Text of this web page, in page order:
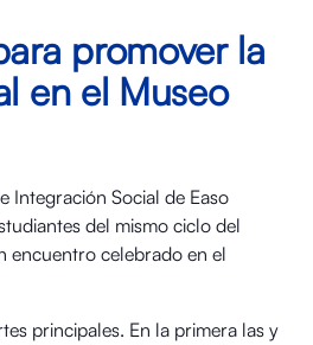
promover la
en el Museo
Integración Social de Easo
del mismo ciclo del
encuentro celebrado en el
principales. En la primera las y